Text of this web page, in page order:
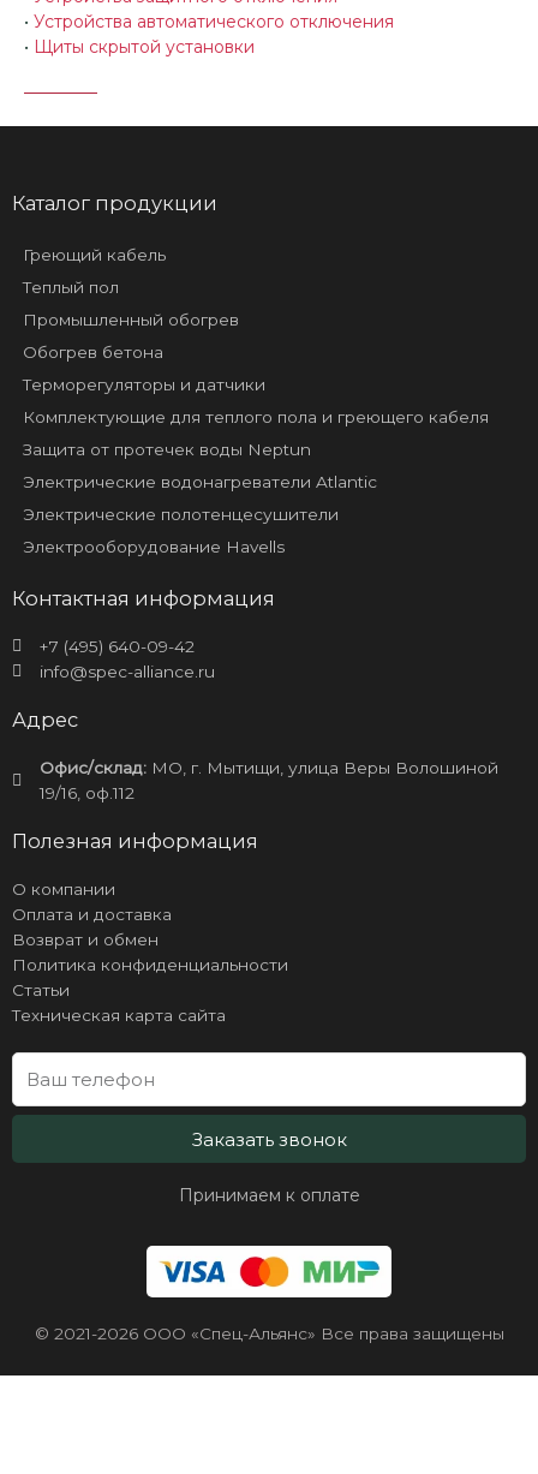
• Устройства автоматического отключения
• Щиты скрытой установки
Каталог продукции
Греющий кабель
Теплый пол
Промышленный обогрев
Обогрев бетона
Терморегуляторы и датчики
Комплектующие для теплого пола и греющего кабеля
Защита от протечек воды Neptun
Электрические водонагреватели Atlantic
Электрические полотенцесушители
Электрооборудование Havells
Контактная информация
+7 (495) 640-09-42
info@spec-alliance.ru
Адрес
Офис/склад:МО, г. Мытищи, улица Веры Волошиной
19/16, оф.112
Полезная информация
О компании
Оплата и доставка
Возврат и обмен
Политика конфиденциальности
Статьи
Техническая карта сайта
Заказать звонок
Принимаем к оплате
© 2021-2026 ООО «Спец-Альянс» Все права защищены